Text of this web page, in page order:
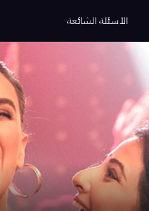
الأسئلة الشائعة